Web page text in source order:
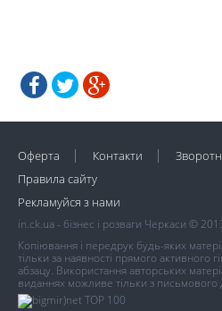
Оферта Контакти
Правила сайту
Рекламуйся з нами
in.ck.ua - бізнес і розваги Черкаси ©
Копіювання і передрук будь-яких
тільки за наявності прямого активного
абзацу. Використання авторських
виданнях можливе тільки з письмового